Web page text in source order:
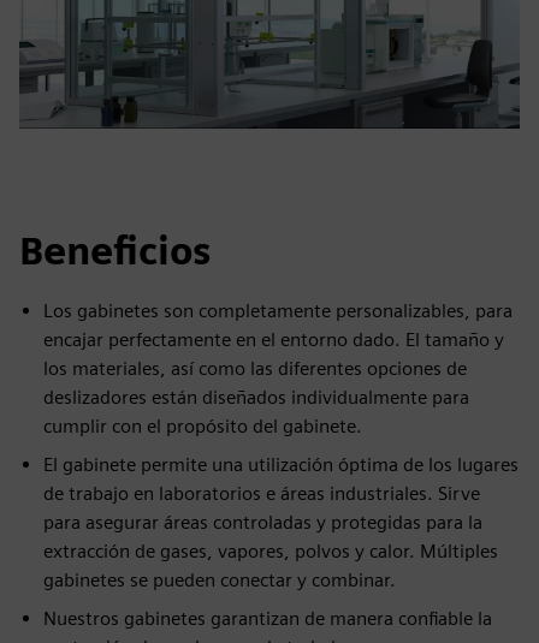
Beneficios
Los gabinetes son completamente personalizables, para
encajar perfectamente en el entorno dado. El tamaño y
los materiales, así como las diferentes opciones de
deslizadores están diseñados individualmente para
cumplir con el propósito del gabinete.
El gabinete permite una utilización óptima de los lugares
de trabajo en laboratorios e áreas industriales. Sirve
para asegurar áreas controladas y protegidas para la
extracción de gases, vapores, polvos y calor. Múltiples
gabinetes se pueden conectar y combinar.
Nuestros gabinetes garantizan de manera confiable la